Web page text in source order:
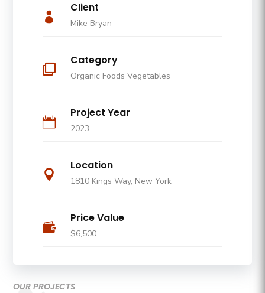

Client
Mike Bryan

Category
Organic Foods Vegetables

Project Year
2023

Location
1810 Kings Way, New York

Price Value
$6,500
OUR PROJECTS